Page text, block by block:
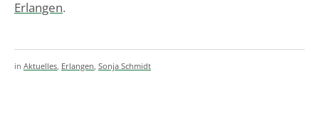
Erlangen.
in Aktuelles, Erlangen, Sonja Schmidt